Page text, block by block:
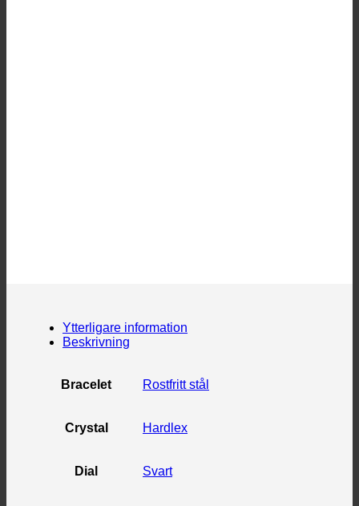
Ytterligare information
Beskrivning
Bracelet Rostfritt stål
Crystal Hardlex
Dial Svart